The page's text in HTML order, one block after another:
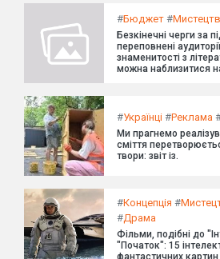
#Бюджет #
Безкінечні черги за
переповнені
знаменитості з
можна наблизитися
#Українці #Реклама
Ми прагнемо
сміття
твори: звіт із.
#Концепція #
#Драма
Фільми, подібні до
"Початок": 15
фантастичних картин